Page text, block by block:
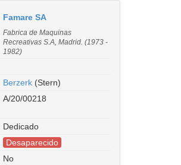
Famare SA
Fabrica de Maquinas
Recreativas S.A, Madrid. (1973 -
1982)
Berzerk (Stern)
A/20/00218
Dedicado
Desaparecido
No